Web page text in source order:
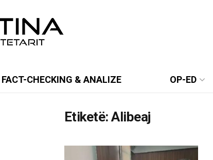
FACT-CHECKING & ANALIZE OP-ED
Etiketë:Alibeaj